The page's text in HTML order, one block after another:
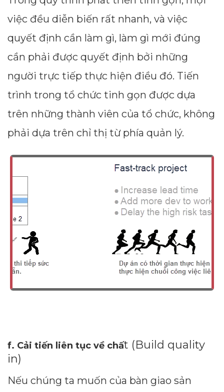
việc đều diễn biến rất nhanh, và việc
quyết định cần làm gì, làm gì mới đúng
cần phải được quyết định bởi những
người trực tiếp thực hiện điều đó. Tiến
trình trong tổ chức tinh gọn được dựa
trên những thành viên của tổ chức, không
phải dựa trên chỉ thị từ phía quản lý.
f. Cải tiến liên tục về chất (Build quality
in)
Nếu chúng ta muốn của bàn giao sản